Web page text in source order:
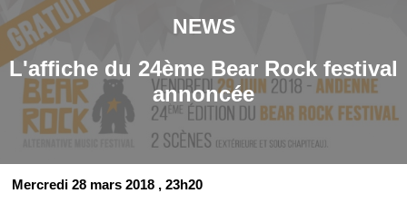
NEWS
L'affiche du 24ème Bear Rock festival
annoncée
Mercredi 28 mars 2018 , 23h20